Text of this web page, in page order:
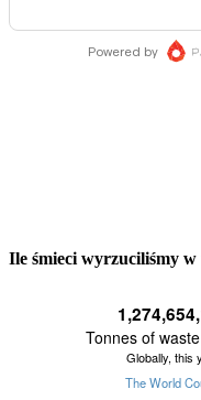
Ile śmieci wyrzuciliśmy